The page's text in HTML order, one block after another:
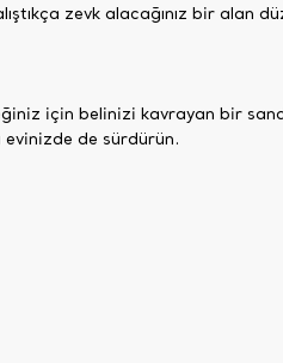
zevk alacağınız bir alan
için belinizi kavrayan bir
evinizde de sürdürün.